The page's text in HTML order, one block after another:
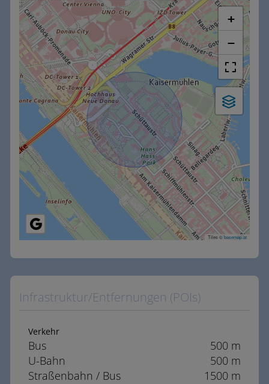
+
−
Tiles ©basemap.at
Infrastruktur/Entfernungen (POIs)
Verkehr
Bus
500 m
U-Bahn
500 m
Straßenbahn / Bus
1500 m